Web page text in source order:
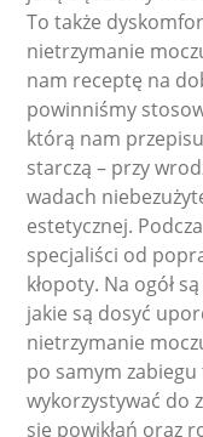
To także
nietrzymanie
nam receptę na
powinniśmy
którą nam
starczą – przy
wadach
estetycznej.
specjaliści od
kłopoty. Na ogół
jakie są dosyć
nietrzymanie
po samym zabiegu
wykorzystywać do
się powikłań oraz